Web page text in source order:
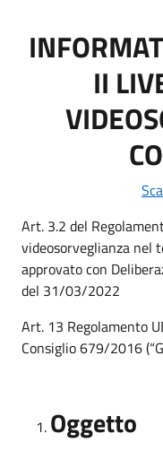
II
Art. 3.2 del
videosorveglianza nel
approvato con
del 31/03/2022
Art. 13 Regolamento
Consiglio 679/2016
Oggetto